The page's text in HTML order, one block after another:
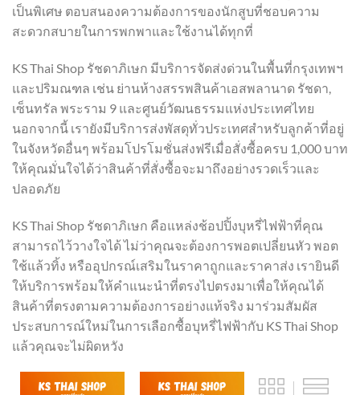
เป็นพิเศษ ตอบสนองความต้องการของนักสูบที่ชอบความ
สะดวกสบายในการพกพาและใช้งานได้ทุกที่
KS Thai Shop รัชดาภิเษก มีบริการจัดส่งด่วนในพื้นที่กรุงเทพฯ
และปริมณฑล เช่น ย่านห้างสรรพสินค้าเอสพลานาด รัชดา,
เซ็นทรัล พระราม 9 และศูนย์วัฒนธรรมแห่งประเทศไทย
นอกจากนี้ เรายังมีบริการส่งพัสดุทั่วประเทศสำหรับลูกค้าที่อยู่
ในจังหวัดอื่นๆ พร้อมโปรโมชั่นส่งฟรีเมื่อสั่งซื้อครบ 1,000 บาท
ให้คุณมั่นใจได้ว่าสินค้าที่สั่งซื้อจะมาถึงอย่างรวดเร็วและ
ปลอดภัย
KS Thai Shop รัชดาภิเษก คือแหล่งช้อปปิ้งบุหรี่ไฟฟ้าที่คุณ
สามารถไว้วางใจได้ ไม่ว่าคุณจะต้องการพอตเปลี่ยนหัว พอต
ใช้แล้วทิ้ง หรืออุปกรณ์เสริมในราคาถูกและราคาส่ง เรายินดี
ให้บริการพร้อมให้คำแนะนำที่ตรงไปตรงมาเพื่อให้คุณได้
สินค้าที่ตรงตามความต้องการอย่างแท้จริง มาร่วมสัมผัส
ประสบการณ์ใหม่ในการเลือกซื้อบุหรี่ไฟฟ้ากับ KS Thai Shop
แล้วคุณจะไม่ผิดหวัง